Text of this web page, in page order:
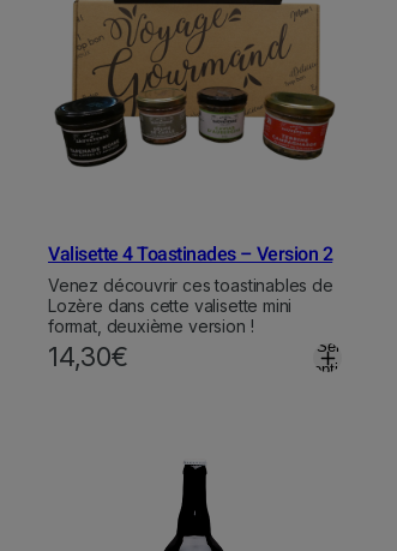
Valisette 4 Toastinades – Version 2
Venez découvrir ces toastinables de
Lozère dans cette valisette mini
format, deuxième version !
14,30€
Select
options